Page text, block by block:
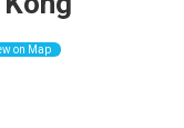
on Map